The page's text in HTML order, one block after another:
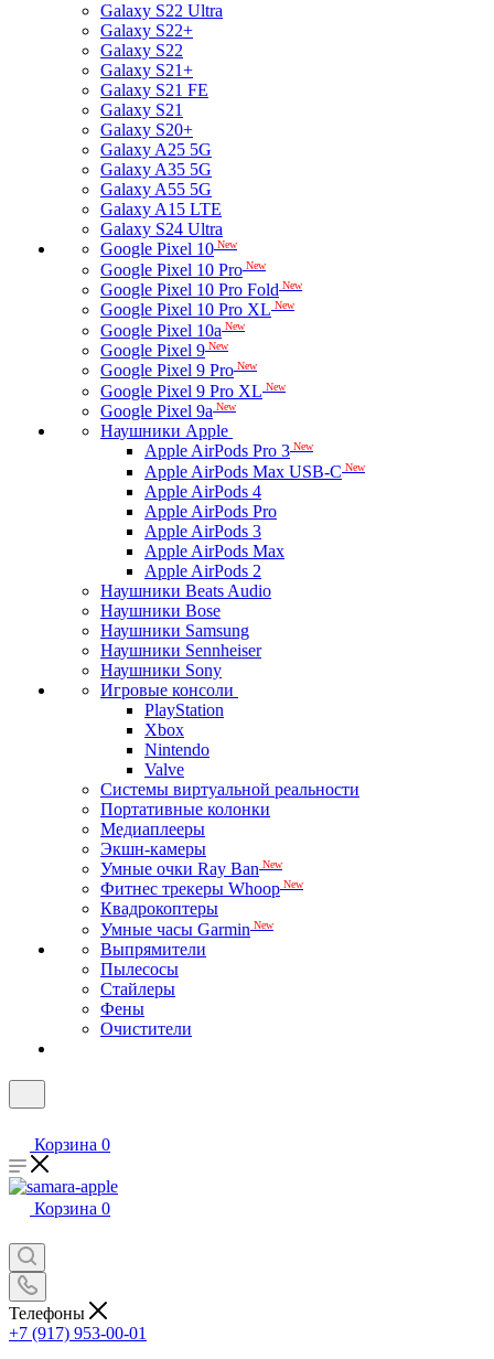
Galaxy S22 Ultra
Galaxy S22+
Galaxy S22
Galaxy S21+
Galaxy S21 FE
Galaxy S21
Galaxy S20+
Galaxy A25 5G
Galaxy A35 5G
Galaxy A55 5G
Galaxy A15 LTE
Galaxy S24 Ultra
Google Pixel 10 New
Google Pixel 10 Pro New
Google Pixel 10 Pro Fold New
Google Pixel 10 Pro XL New
Google Pixel 10a New
Google Pixel 9 New
Google Pixel 9 Pro New
Google Pixel 9 Pro XL New
Google Pixel 9a New
Наушники Apple
Apple AirPods Pro 3 New
Apple AirPods Max USB-C New
Apple AirPods 4
Apple AirPods Pro
Apple AirPods 3
Apple AirPods Max
Apple AirPods 2
Наушники Beats Audio
Наушники Bose
Наушники Samsung
Наушники Sennheiser
Наушники Sony
Игровые консоли
PlayStation
Xbox
Nintendo
Valve
Системы виртуальной реальности
Портативные колонки
Медиаплееры
Экшн-камеры
Умные очки Ray Ban New
Фитнес трекеры Whoop New
Квадрокоптеры
Умные часы Garmin New
Выпрямители
Пылесосы
Стайлеры
Фены
Очистители
Корзина 0
Корзина 0
Телефоны
+7 (917) 953-00-01